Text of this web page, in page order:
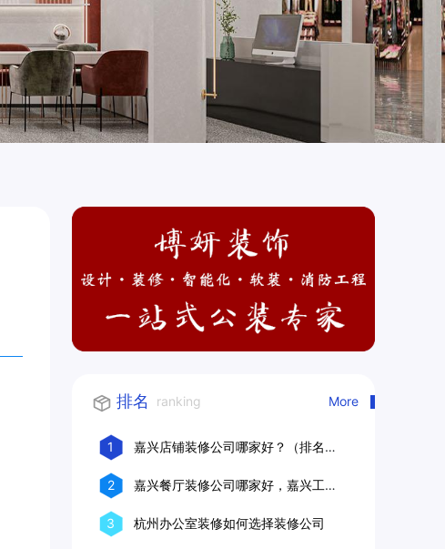
排名 ranking More
1
嘉兴店铺装修公司哪家好？（排名前
十口碑推荐）
2
嘉兴餐厅装修公司哪家好，嘉兴工装
公司推荐
3
杭州办公室装修如何选择装修公司